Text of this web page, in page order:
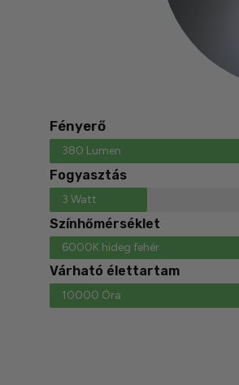
Fényerő
380 Lumen
Fogyasztás
3 Watt
Színhőmérséklet
6000K hideg fehér
Várható élettartam
10000 Óra